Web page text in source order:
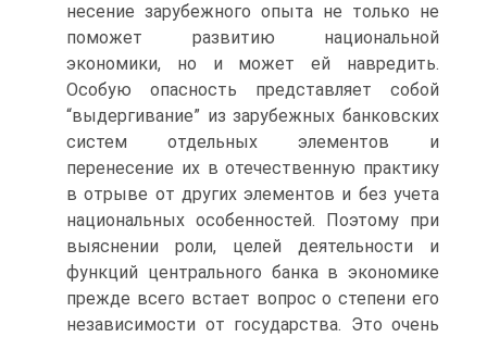
несение зарубежного опыта не только не
поможет развитию наци­ональной
экономики, но и может ей навредить.
Особую опасность представляет собой
“выдергивание” из зарубежных банковских
систем отдельных элементов и
перенесение их в отечественную практику
в отрыве от других элементов и без учета
национальных особенностей. Поэтому при
выяснении роли, целей деятельности и
функций центрального банка в экономике
прежде всего встает вопрос о степени его
независимости от государства. Это очень